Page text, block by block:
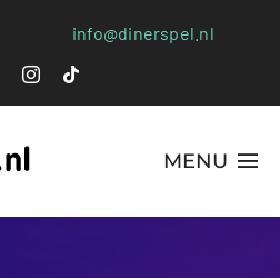
info@dinerspel.nl
MENU